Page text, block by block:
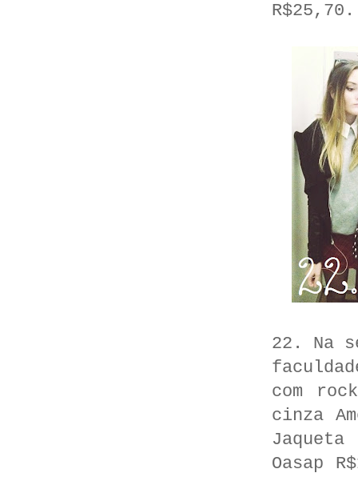
R$25,70.
22. Na
com
cinza
Jaqueta
Oasap